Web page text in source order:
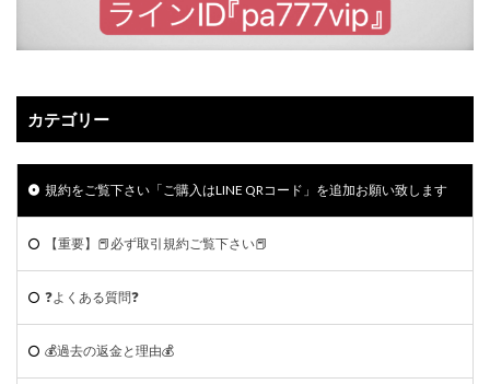
カテゴリー
規約をご覧下さい「ご購入はLINE QRコード」を追加お願い致します
【重要】📕必ず取引規約ご覧下さい📕
❓よくある質問❓
💰過去の返金と理由💰